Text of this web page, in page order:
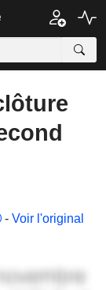
- Voir l'original